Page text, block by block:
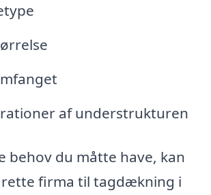
af understrukturen
behov du måtte have, kan
firma til tagdækning i